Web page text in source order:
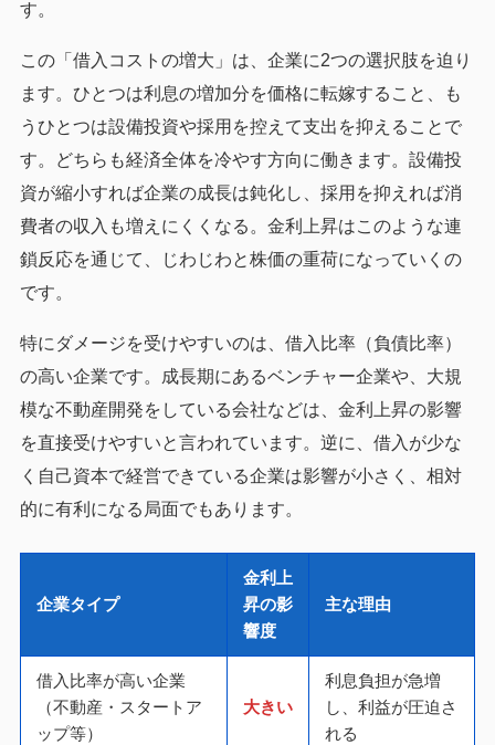
す。
この「借入コストの増大」は、企業に2つの選択肢を迫り
ます。ひとつは利息の増加分を価格に転嫁すること、も
うひとつは設備投資や採用を控えて支出を抑えることで
す。どちらも経済全体を冷やす方向に働きます。設備投
資が縮小すれば企業の成長は鈍化し、採用を抑えれば消
費者の収入も増えにくくなる。金利上昇はこのような連
鎖反応を通じて、じわじわと株価の重荷になっていくの
です。
特にダメージを受けやすいのは、借入比率（負債比率）
の高い企業です。成長期にあるベンチャー企業や、大規
模な不動産開発をしている会社などは、金利上昇の影響
を直接受けやすいと言われています。逆に、借入が少な
く自己資本で経営できている企業は影響が小さく、相対
的に有利になる局面でもあります。
企業タイプ
金利上
昇の影
響度
主な理由
借入比率が高い企業
（不動産・スタートア
ップ等）
大きい
利息負担が急増
し、利益が圧迫さ
れる